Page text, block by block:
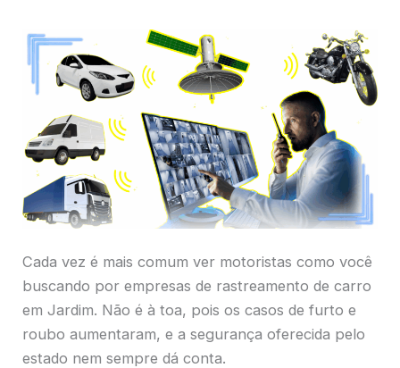
Cada vez é mais comum ver motoristas como você
buscando por empresas de rastreamento de carro
em Jardim. Não é à toa, pois os casos de furto e
roubo aumentaram, e a segurança oferecida pelo
estado nem sempre dá conta.